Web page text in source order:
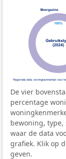
De vier
percentage
bewoning,
waar de data
grafiek. Klik op
geven.